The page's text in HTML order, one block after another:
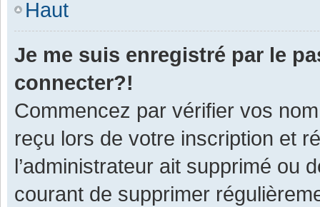
Haut
Je me suis enregistré par le
connecter?!
Commencez par vérifier vos
reçu lors de votre inscription et
l’administrateur ait supprimé ou
courant de supprimer